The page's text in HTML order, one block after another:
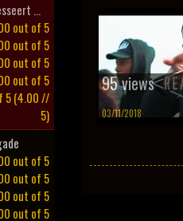
95 views
03/11/2018
...
(4.00 //
5)